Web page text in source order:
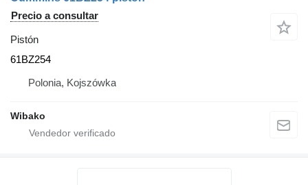
Precio a consultar
Pistón
61BZ254
Polonia, Kojszówka
Wibako